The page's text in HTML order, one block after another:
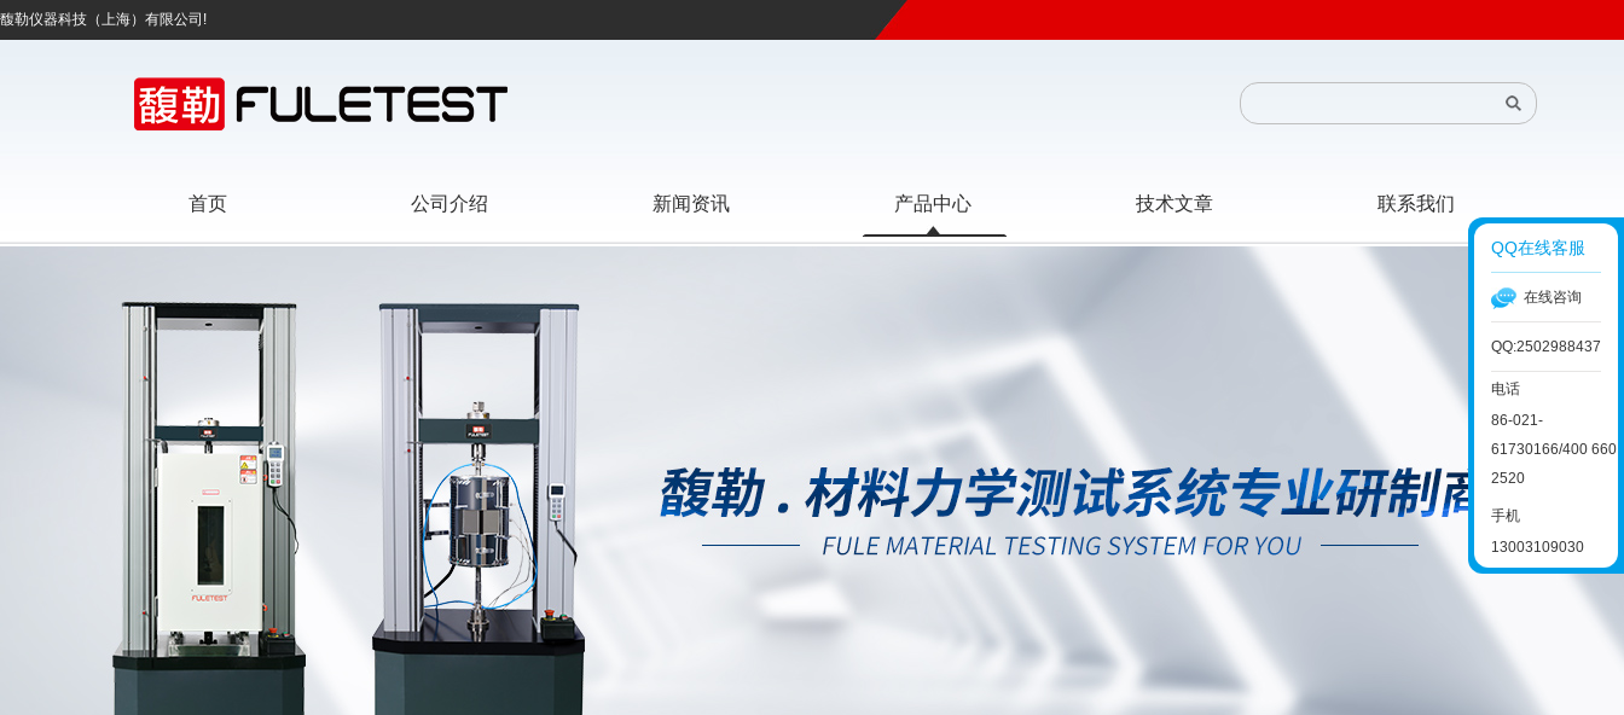
馥勒仪器科技（上海）有限公司!
首页 公司介绍 新闻资讯 产品中心 技术文章 联系我们
QQ在线客服
在线咨询
QQ:2502988437
电话
86-021-
61730166/400 660
2520
手机
13003109030